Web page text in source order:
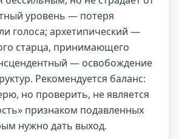
уровень — потеря
голоса; архетипический —
старца, принимающего
— освобождение
Рекомендуется баланс:
но проверить, не является
признаком подавленных
нужно дать выход.